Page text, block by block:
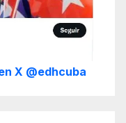
X @edhcuba